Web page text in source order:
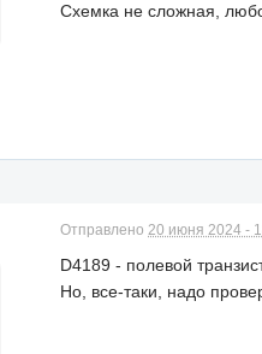
Схемка не сложная,
Отправлено 20 июня 2024 -
D4189 - полевой
Но, все-таки, надо